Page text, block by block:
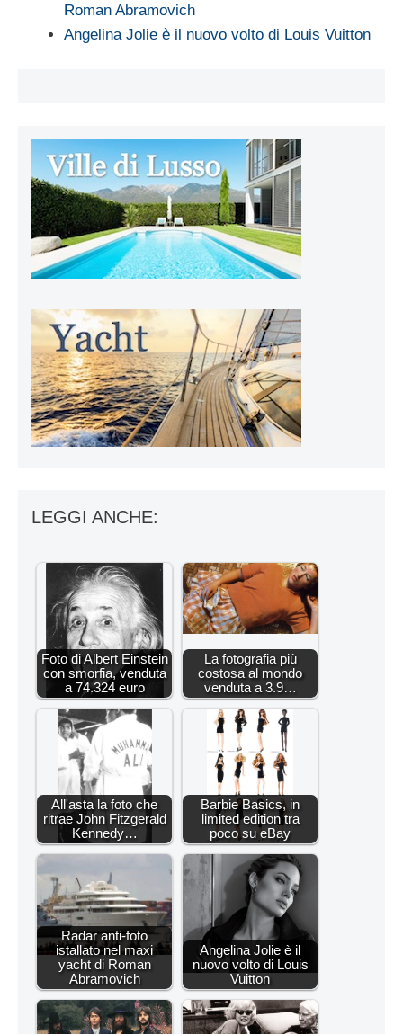
Roman Abramovich
Angelina Jolie è il nuovo volto di Louis Vuitton
LEGGI ANCHE:
Foto di Albert Einstein
con smorfia, venduta
a 74.324 euro
La fotografia più
costosa al mondo
venduta a 3.9…
All'asta la foto che
ritrae John Fitzgerald
Kennedy…
Barbie Basics, in
limited edition tra
poco su eBay
Radar anti-foto
istallato nel maxi
yacht di Roman
Abramovich
Angelina Jolie è il
nuovo volto di Louis
Vuitton